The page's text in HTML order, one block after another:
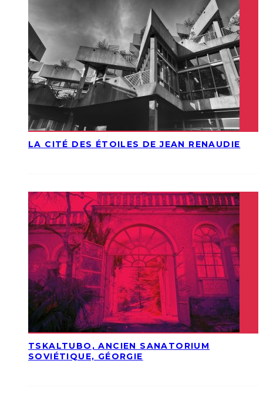
LA CITÉ DES ÉTOILES DE JEAN RENAUDIE
TSKALTUBO, ANCIEN SANATORIUM
SOVIÉTIQUE, GÉORGIE